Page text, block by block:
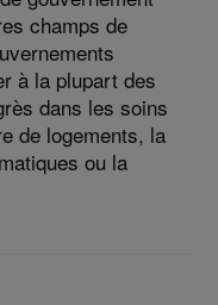
champs de
à la plupart des
dans les soins
de logements, la
ou la